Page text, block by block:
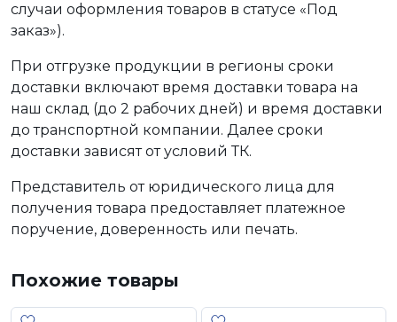
случаи оформления товаров в статусе «Под
заказ»).
При отгрузке продукции в регионы сроки
доставки включают время доставки товара на
наш склад (до 2 рабочих дней) и время доставки
до транспортной компании. Далее сроки
доставки зависят от условий ТК.
Представитель от юридического лица для
получения товара предоставляет платежное
поручение, доверенность или печать.
Похожие товары